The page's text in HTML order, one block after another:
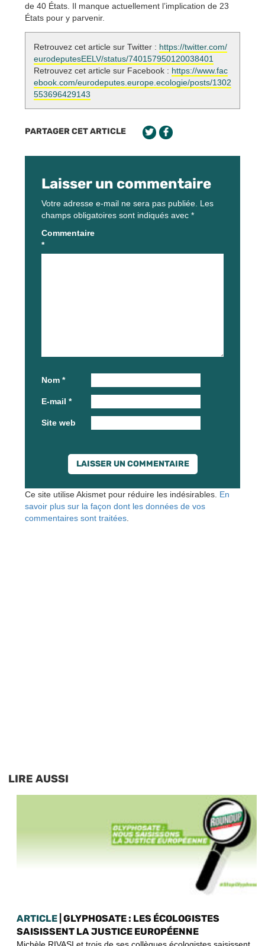
de 40 États. Il manque actuellement l’implication de 23
États pour y parvenir.
Retrouvez cet article sur Twitter : https://twitter.com/
eurodeputesEELV/status/740157950120038401
Retrouvez cet article sur Facebook : https://www.fac
ebook.com/eurodeputes.europe.ecologie/posts/1302
553696429143
PARTAGER CET ARTICLE
Laisser un commentaire
Votre adresse e-mail ne sera pas publiée. Les
champs obligatoires sont indiqués avec *
Commentaire
*
Nom *
E-mail *
Site web
Ce site utilise Akismet pour réduire les indésirables. En
savoir plus sur la façon dont les données de vos
commentaires sont traitées
LIRE AUSSI
ARTICLE | GLYPHOSATE : LES ÉCOLOGISTES
SAISISSENT LA JUSTICE EUROPÉENNE
Michèle RIVASI et trois de ses collègues écologistes saisissent